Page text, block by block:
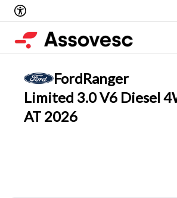
FordRanger
Limited 3.0 V6 Diesel
AT 2026